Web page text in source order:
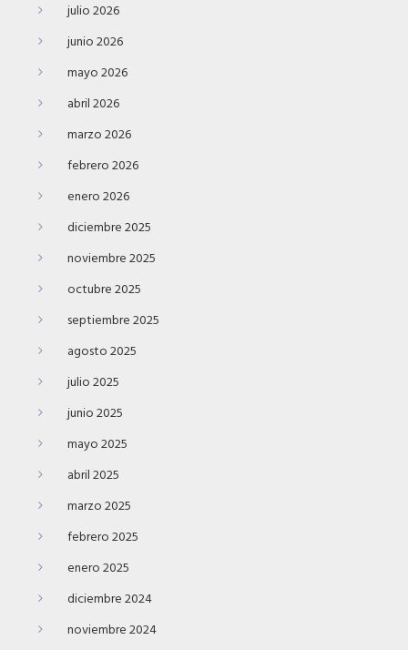
julio 2026
junio 2026
mayo 2026
abril 2026
marzo 2026
febrero 2026
enero 2026
diciembre 2025
noviembre 2025
octubre 2025
septiembre 2025
agosto 2025
julio 2025
junio 2025
mayo 2025
abril 2025
marzo 2025
febrero 2025
enero 2025
diciembre 2024
noviembre 2024